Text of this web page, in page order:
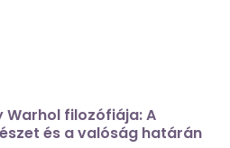
Warhol filozófiája: A
és a valóság határán